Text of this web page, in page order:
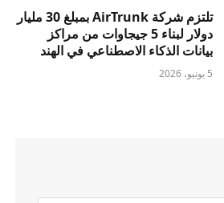
تلتزم شركة AirTrunk بمبلغ 30 مليار
دولار لبناء 5 جيجاوات من مراكز
بيانات الذكاء الاصطناعي في الهند
5 يونيو، 2026